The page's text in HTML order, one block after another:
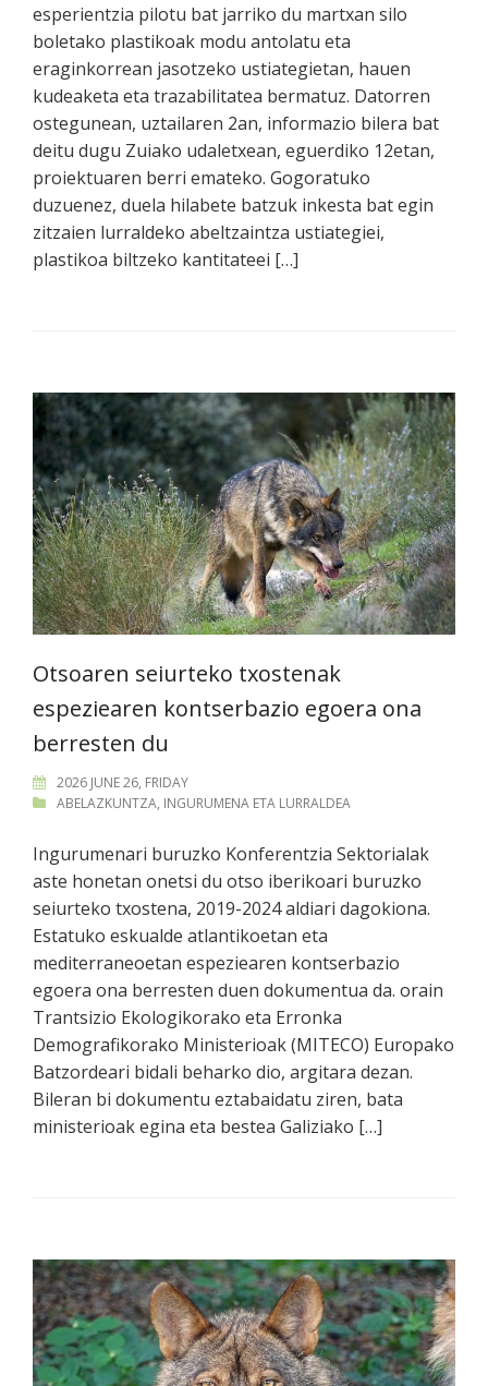
esperientzia pilotu bat jarriko du martxan silo
boletako plastikoak modu antolatu eta
eraginkorrean jasotzeko ustiategietan, hauen
kudeaketa eta trazabilitatea bermatuz. Datorren
ostegunean, uztailaren 2an, informazio bilera bat
deitu dugu Zuiako udaletxean, eguerdiko 12etan,
proiektuaren berri emateko. Gogoratuko
duzuenez, duela hilabete batzuk inkesta bat egin
zitzaien lurraldeko abeltzaintza ustiategiei,
plastikoa biltzeko kantitateei […]
Otsoaren seiurteko txostenak
espeziearen kontserbazio egoera ona
berresten du
2026 JUNE 26, FRIDAY
ABELAZKUNTZA, INGURUMENA ETA LURRALDEA
Ingurumenari buruzko Konferentzia Sektorialak
aste honetan onetsi du otso iberikoari buruzko
seiurteko txostena, 2019-2024 aldiari dagokiona.
Estatuko eskualde atlantikoetan eta
mediterraneoetan espeziearen kontserbazio
egoera ona berresten duen dokumentua da. orain
Trantsizio Ekologikorako eta Erronka
Demografikorako Ministerioak (MITECO) Europako
Batzordeari bidali beharko dio, argitara dezan.
Bileran bi dokumentu eztabaidatu ziren, bata
ministerioak egina eta bestea Galiziako […]